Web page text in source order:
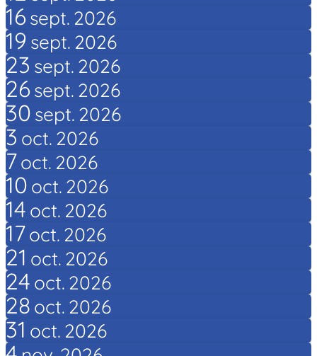
16 sept. 2026
19 sept. 2026
23 sept. 2026
26 sept. 2026
30 sept. 2026
3 oct. 2026
7oct. 2026
10 oct. 2026
14 oct. 2026
17oct. 2026
21 oct. 2026
24 oct. 2026
28 oct. 2026
31 oct. 2026